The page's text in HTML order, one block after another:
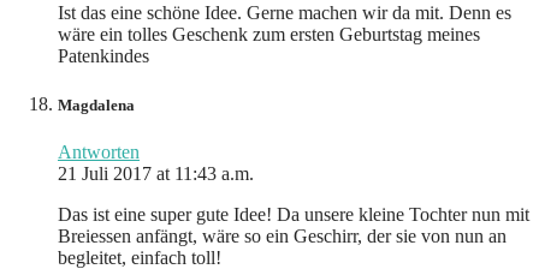
Ist das eine schöne Idee. Gerne machen wir da mit. Denn es
wäre ein tolles Geschenk zum ersten Geburtstag meines
Patenkindes
Magdalena
Antworten
21 Juli 2017 at 11:43 a.m.
Das ist eine super gute Idee! Da unsere kleine Tochter nun mit
Breiessen anfängt, wäre so ein Geschirr, der sie von nun an
begleitet, einfach toll!